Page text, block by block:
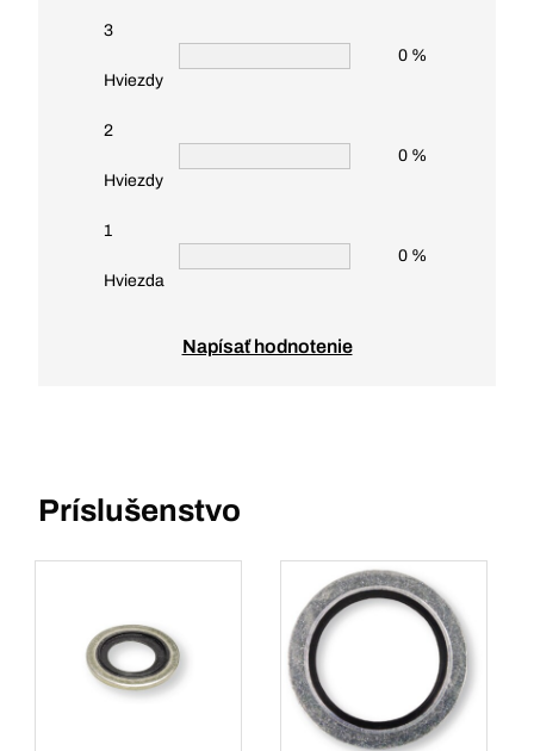
3
Hviezdy
0 %
2
Hviezdy
0 %
1
Hviezda
0 %
Napísať hodnotenie
Príslušenstvo